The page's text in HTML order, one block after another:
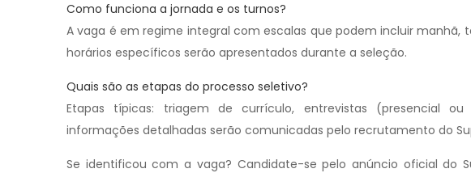
Como funciona a jornada e os turnos?
A vaga é em regime integral com escalas que podem incluir manhã,
horários específicos serão apresentados durante a seleção.
Quais são as etapas do processo seletivo?
Etapas típicas: triagem de currículo, entrevistas (presencial
informações detalhadas serão comunicadas pelo recrutamento do
Se identificou com a vaga? Candidate-se pelo anúncio oficial do